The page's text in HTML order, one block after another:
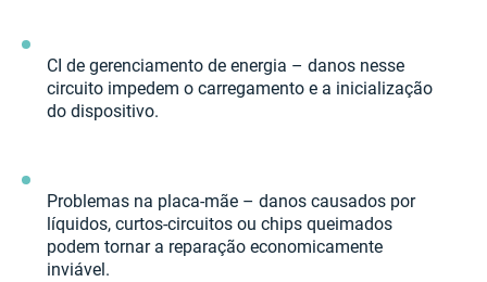
CI de gerenciamento de energia – danos nesse
circuito impedem o carregamento e a inicialização
do dispositivo.
Problemas na placa-mãe – danos causados por
líquidos, curtos-circuitos ou chips queimados
podem tornar a reparação economicamente
inviável.